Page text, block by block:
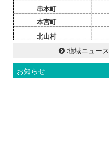
串本町
本宮町
北山村
地域ニュー
お知らせ